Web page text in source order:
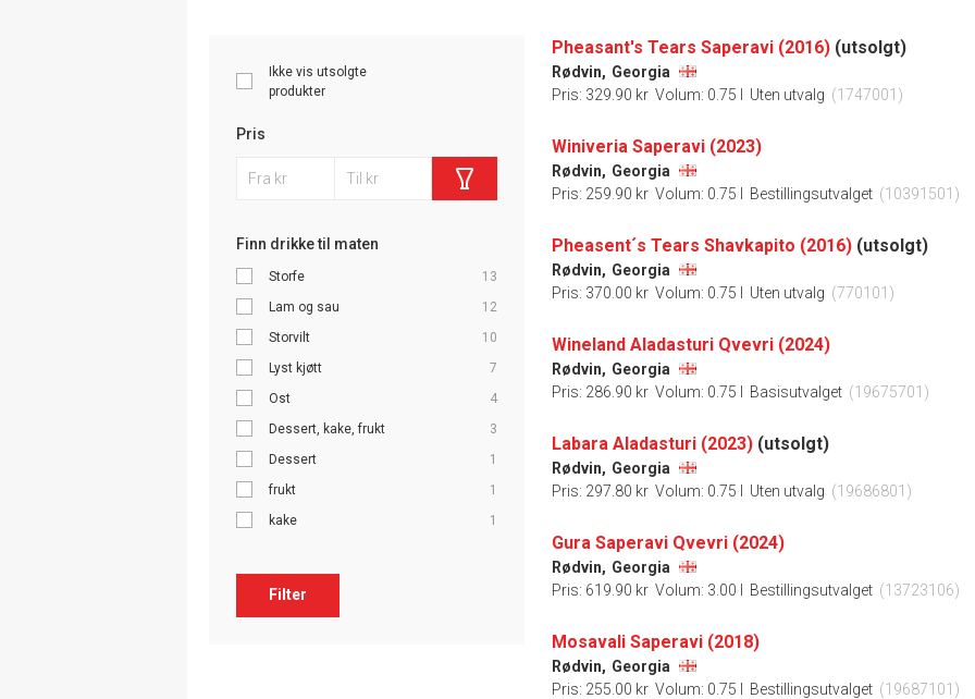
Ikke vis utsolgte
produkter
Pris
Finn drikke til maten
Storfe
13
Lam og sau
12
Storvilt
10
Lyst kjøtt
7
Ost
4
Dessert, kake, frukt
3
Dessert
1
frukt
1
kake
1
Filter
Pheasant's Tears Saperavi (2016) (utsolgt)
Rødvin, Georgia
Pris: 329.90 kr Volum: 0.75 l Uten utvalg (1747001)
Winiveria Saperavi (2023)
Rødvin, Georgia
Pris: 259.90 kr Volum: 0.75 l Bestillingsutvalget (10391501)
Pheasent´s Tears Shavkapito (2016) (utsolgt)
Rødvin, Georgia
Pris: 370.00 kr Volum: 0.75 l Uten utvalg (770101)
Wineland Aladasturi Qvevri (2024)
Rødvin, Georgia
Pris: 286.90 kr Volum: 0.75 l Basisutvalget (19675701)
Labara Aladasturi (2023) (utsolgt)
Rødvin, Georgia
Pris: 297.80 kr Volum: 0.75 l Uten utvalg (19686801)
Gura Saperavi Qvevri (2024)
Rødvin, Georgia
Pris: 619.90 kr Volum: 3.00 l Bestillingsutvalget (13723106)
Mosavali Saperavi (2018)
Rødvin, Georgia
Pris: 255.00 kr Volum: 0.75 l Bestillingsutvalget (19687101)